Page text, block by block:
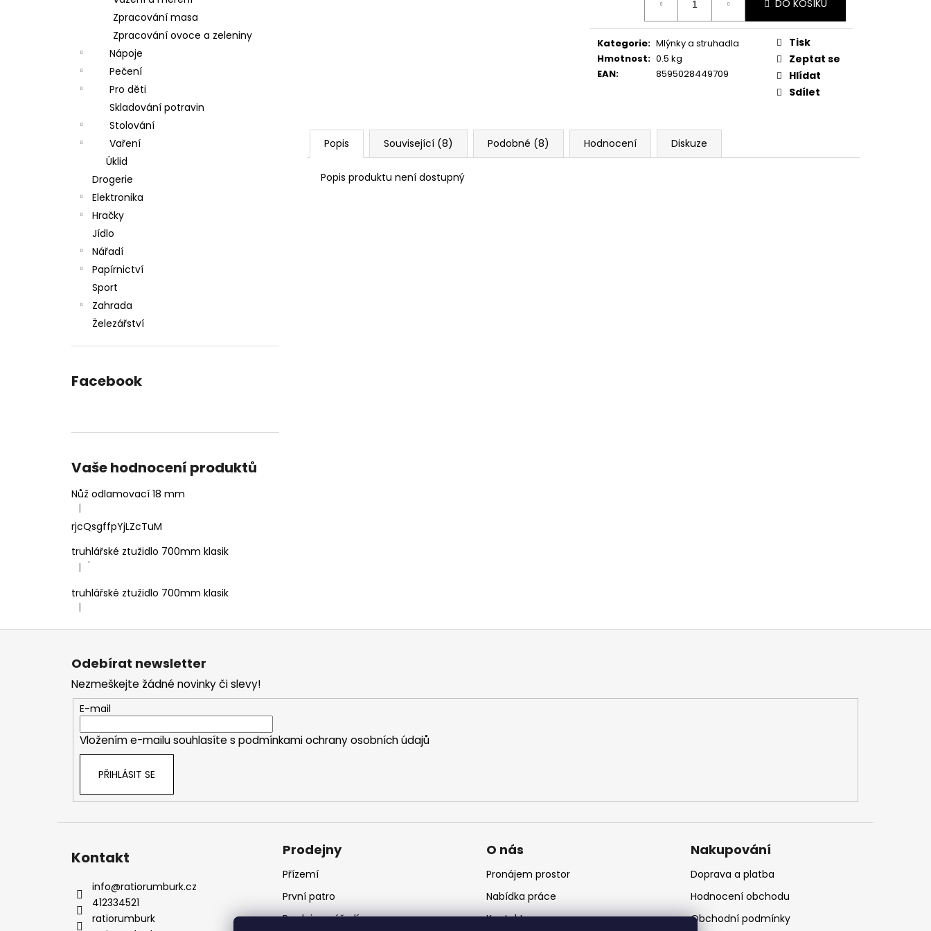
Zpracování masa
Zpracování ovoce a zeleniny
Nápoje
Pečení
Pro děti
Skladování potravin
Stolování
Vaření
Úklid
Drogerie
Elektronika
Hračky
Jídlo
Nářadí
Papírnictví
Sport
Zahrada
Železářství
Facebook
Vaše hodnocení produktů
Nůž odlamovací 18 mm
Hodnocení produktu je 4 z 5 hvězdiček.
|
rjcQsgffpYjLZcTuM
truhlářské ztužidlo 700mm klasik
Hodnocení produktu je 5 z 5 hvězdiček.
| '
truhlářské ztužidlo 700mm klasik
Hodnocení produktu je 5 z 5 hvězdiček.
|
DO KOŠÍKU
Kategorie: Mlýnky a struhadla
Hmotnost: 0.5 kg
EAN: 8595028449709
Tisk
Zeptat se
Hlídat
Sdílet
Popis Související (8) Podobné (8) Hodnocení Diskuze
Popis produktu není dostupný
Z
Odebírat newsletter
Nezmeškejte žádné novinky či slevy!
E-mail
Vložením e-mailu souhlasíte s podmínkami ochrany osobních údajů
PŘIHLÁSIT SE
Kontakt
info@ratiorumburk.cz
412334521
ratiorumburk
Prodejny
Přízemí
První patro
Prodejna nářadí
O nás
Pronájem prostor
Nabídka práce
Kontakt
Nakupování
Doprava a platba
Hodnocení obchodu
Obchodní podmínky